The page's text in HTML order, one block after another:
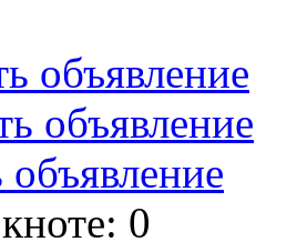
объявление
объявление
объявление
0